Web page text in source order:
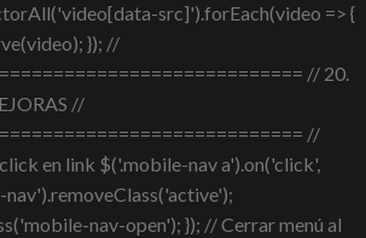
src]').forEach(video => {
}); //
// 20.
//
//
en link $('.mobile-nav a').on('click',
nav-open'); }); // Cerrar menú al